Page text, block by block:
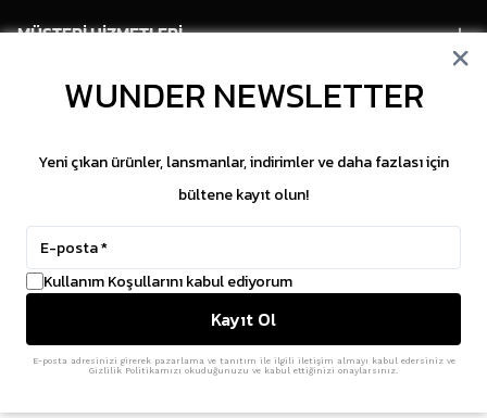
MÜŞTERİ HİZMETLERİ
HESABIM
SOSYAL MEDYA
Copyright © 2026 WUNDER. İçeriklerin izinsiz
ikasE-Ticaret Altyapısıile Hazırlanmıştır.
WUNDER NEWSLETTER
Yeni çıkan ürünler, lansmanlar, indirimler ve daha fazlası için
bültene kayıt olun!
Kullanım Koşullarını kabul ediyorum
Kayıt Ol
E-posta adresinizi girerek pazarlama ve tanıtım ile ilgili iletişim almayı kabul edersiniz ve
Gizlilik Politikamızı okuduğunuzu ve kabul ettiğinizi onaylarsınız.